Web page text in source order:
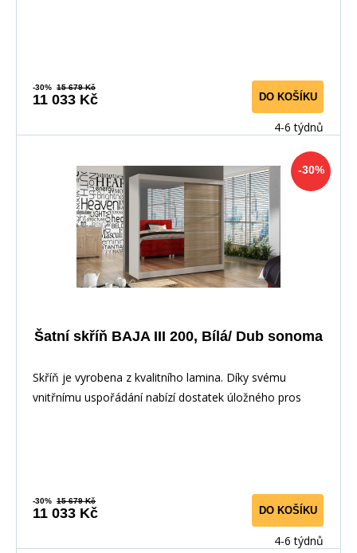
-30% 15 679 Kč
11 033 Kč DO KOŠÍKU
4-6 týdnů
-30%
Šatní skříň BAJA III 200, Bílá/ Dub sonoma
Skříň je vyrobena z kvalitního lamina. Díky svému
vnitřnímu uspořádání nabízí dostatek úložného pros
-30% 15 679 Kč
11 033 Kč DO KOŠÍKU
4-6 týdnů